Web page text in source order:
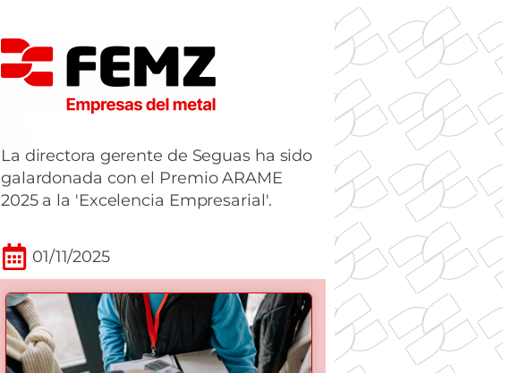
La directora gerente de Seguas ha sido
galardonada con el Premio ARAME
2025 a la 'Excelencia Empresarial'.
01/11/2025